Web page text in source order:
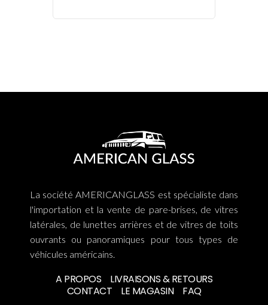
La société AMERICANGLASS est spécialiste dans
l'importation et la vente de pare-brises, de vitres
latérales, de lunettes arrières et de vitres de toits
ouvrants ou panoramiques pour tous types de
véhicules américains.
A PROPOS
LIVRAISONS & RETOURS
CONTACT
LE MAGASIN FAQ